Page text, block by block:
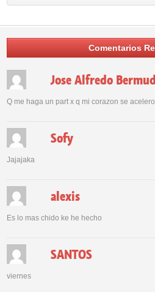
Comentarios
Jose Alfredo
Q me haga un part x q mi corazon se
Sofy
Jajajaka
alexis
Es lo mas chido ke he hecho
SANTOS
viernes